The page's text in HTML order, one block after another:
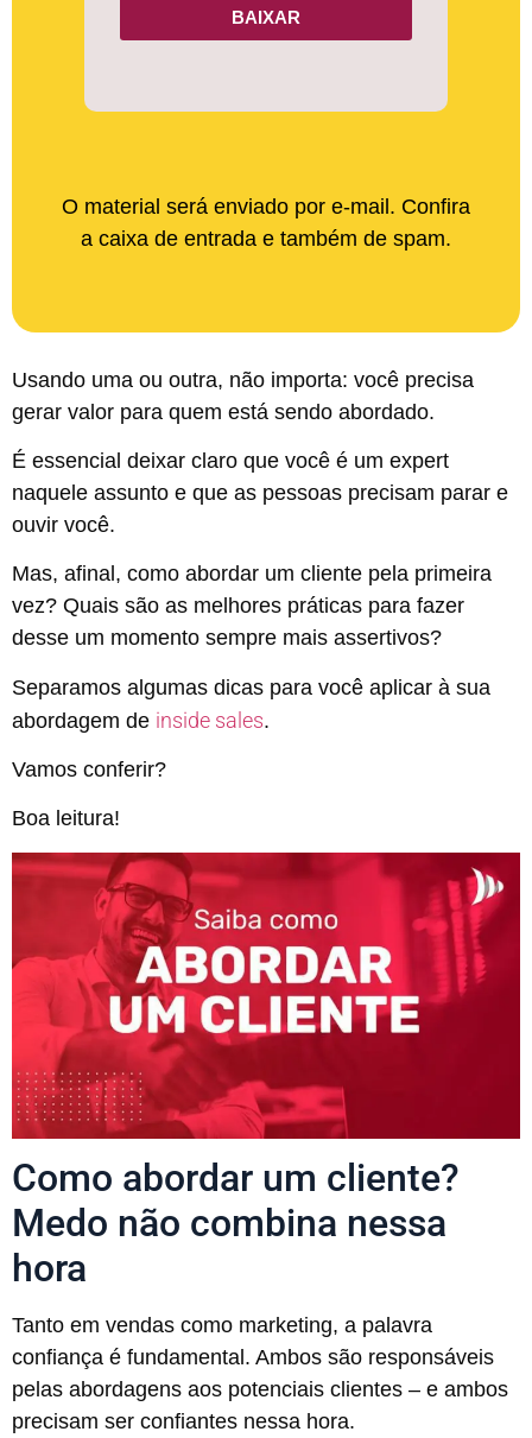
BAIXAR
O material será enviado por e-mail. Confira
a caixa de entrada e também de spam.
Usando uma ou outra, não importa: você precisa
gerar valor para quem está sendo abordado.
É essencial deixar claro que você é um expert
naquele assunto e que as pessoas precisam parar e
ouvir você.
Mas, afinal, como abordar um cliente pela primeira
vez? Quais são as melhores práticas para fazer
desse um momento sempre mais assertivos?
Separamos algumas dicas para você aplicar à sua
abordagem de inside sales.
Vamos conferir?
Boa leitura!
Como abordar um cliente?
Medo não combina nessa
hora
Tanto em vendas como marketing, a palavra
confiança é fundamental. Ambos são responsáveis
pelas abordagens aos potenciais clientes – e ambos
precisam ser confiantes nessa hora.